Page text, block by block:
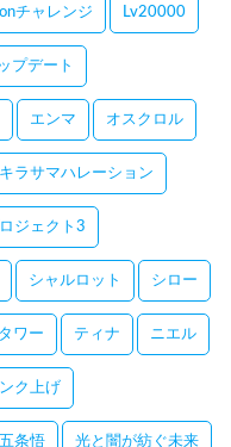
チャレンジ Lv20000
プデート
エンマ オスクロル
キラサマハレーション
ジェクト3
シャルロット シロー
タワー ティナ ニエル
ク上げ
五条悟 光と闇が紡ぐ未来